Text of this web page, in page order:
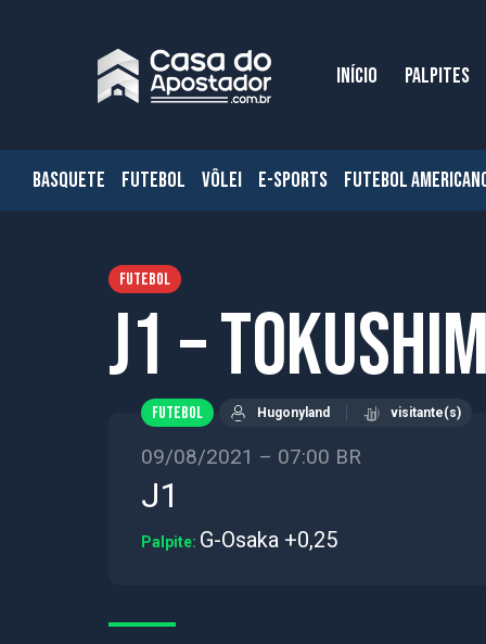
INÍCIO PALPITES
BASQUETE FUTEBOL VÔLEI E-SPORTS FUTEBOL
FUTEBOL
J1 –
FUTEBOL Hugonyland visitante(s)
09/08/2021 – 07:00 BR
J1
Palpite: G-Osaka +0,25